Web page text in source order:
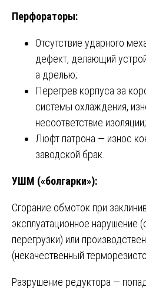
Перфораторы:
Отсутствие ударного
дефект, делающий
а дрелью;
Перегрев корпуса за
системы охлаждения,
несоответствие изоляции;
Люфт патрона — износ
заводской брак.
УШМ («болгарки»):
Сгорание обмоток при
эксплуатационное нарушение
перегрузки) или
(некачественный
Разрушение редуктора —